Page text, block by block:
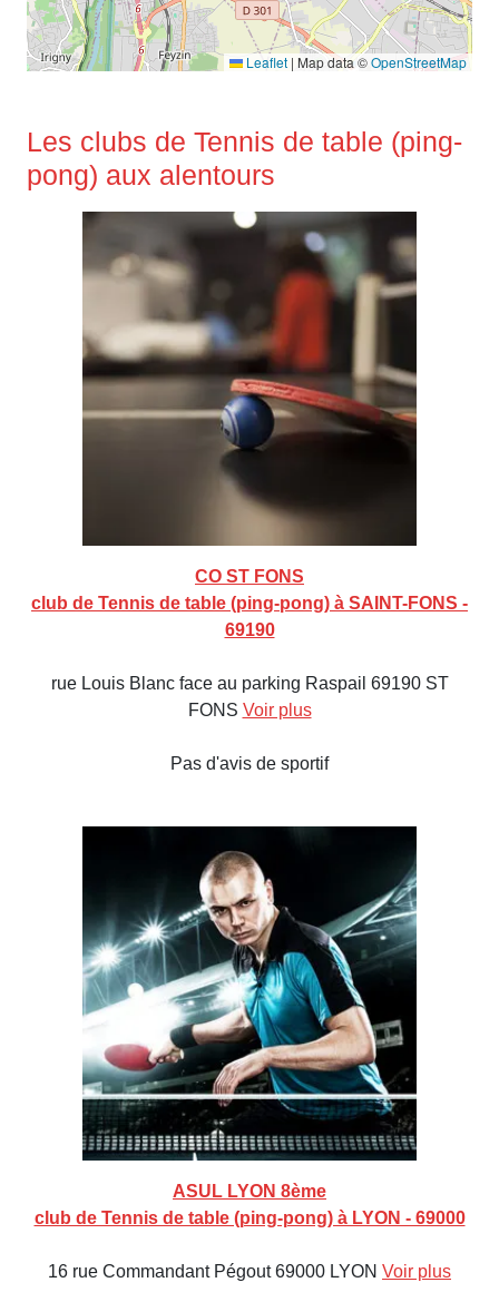
Leaflet | Map data ©OpenStreetMap
Les clubs de Tennis de table (ping-
pong) aux alentours
CO ST FONS
club de Tennis de table (ping-pong) à SAINT-FONS -
69190
rue Louis Blanc face au parking Raspail 69190 ST
FONS Voir plus
Pas d'avis de sportif
ASUL LYON 8ème
club de Tennis de table (ping-pong) à LYON - 69000
16 rue Commandant Pégout 69000 LYON Voir plus